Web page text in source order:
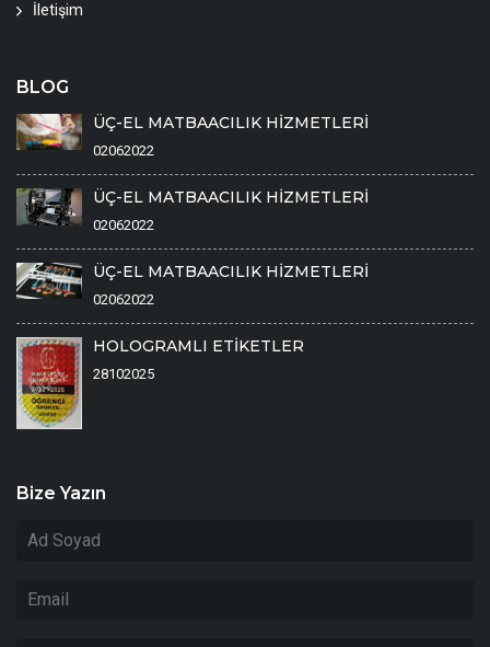
İletişim
BLOG
ÜÇ-EL MATBAACILIK HİZMETLERİ
02062022
ÜÇ-EL MATBAACILIK HİZMETLERİ
02062022
ÜÇ-EL MATBAACILIK HİZMETLERİ
02062022
HOLOGRAMLI ETİKETLER
28102025
Bize Yazın